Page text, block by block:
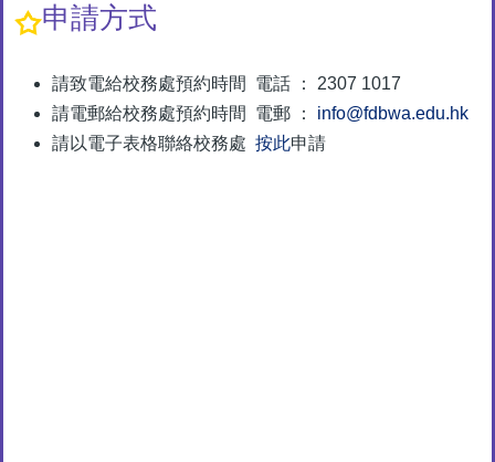
申請方式
請致電給校務處預約時間 電話 ： 2307 1017
請電郵給校務處預約時間 電郵 ： info@fdbwa.edu.hk
請以電子表格聯絡校務處 按此申請